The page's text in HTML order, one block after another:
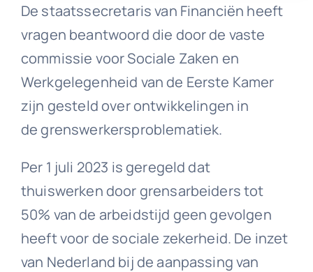
De staatssecretaris van Financiën heeft
vragen beantwoord die door de vaste
commissie voor Sociale Zaken en
Werkgelegenheid van de Eerste Kamer
zijn gesteld over ontwikkelingen in
de grenswerkersproblematiek.
Per 1 juli 2023 is geregeld dat
thuiswerken door grensarbeiders tot
50% van de arbeidstijd geen gevolgen
heeft voor de sociale zekerheid. De inzet
van Nederland bij de aanpassing van